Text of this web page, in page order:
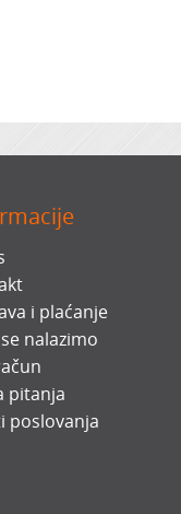
i plaćanje
nalazimo
pitanja
poslovanja